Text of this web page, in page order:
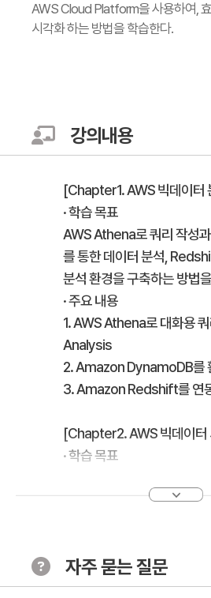
AWS Cloud Platform을 사용하여,
시각화 하는 방법을 학습한다.
강의내용
[Chapter1. AWS 빅데이터
· 학습 목표
AWS Athena로 쿼리 작성
를 통한 데이터 분석,
분석 환경을 구축하는 방법
· 주요 내용
1. AWS Athena로 대화용
Analysis
2. Amazon DynamoDB를
3. Amazon Redshift를 연
[Chapter2. AWS 빅데이터
· 학습 목표
법을 이해하고, 대화형 시트
1. AWS Redshift 데이터를
추가, 대화형 시트 작업
자주 묻는 질문